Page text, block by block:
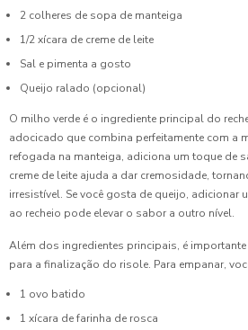
2 colheres de sopa de manteiga
1/2 xícara de creme de leite
Sal e pimenta a gosto
Queijo ralado (opcional)
O milho verde é o ingrediente principal do
adocicado que combina perfeitamente com a
refogada na manteiga, adiciona um toque de
creme de leite ajuda a dar cremosidade,
irresistível. Se você gosta de queijo, adicionar
ao recheio pode elevar o sabor a outro nível.
Além dos ingredientes principais, é
para a finalização do risole. Para empanar,
1 ovo batido
1 xícara de farinha de rosca